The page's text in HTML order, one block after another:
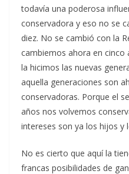
todavía una poderosa
conservadora y eso no se
diez. No se cambió con la
cambiemos ahora en cinco
la hicimos las nuevas
aquella generaciones son
conservadoras. Porque el
años nos volvemos
intereses son ya los hijos y
No es cierto que aquí la
francas posibilidades de